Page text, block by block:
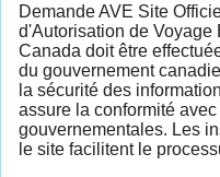
Demande AVE Site
d'Autorisation de Voyage
Canada doit être
du gouvernement
la sécurité des
assure la conformité
gouvernementales. Les
le site facilitent le